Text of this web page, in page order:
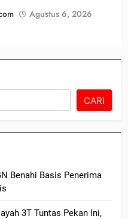
Agustus 6, 2026
CARI
Benahi Basis Penerima
3T Tuntas Pekan Ini,